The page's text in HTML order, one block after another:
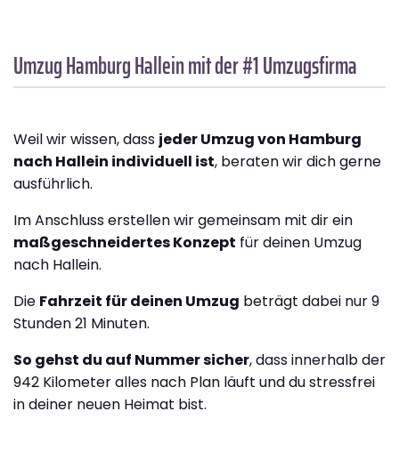
Umzug HamburgHalleinmit der #1 Umzugsfirma
Weil wir wissen, dass jeder Umzug von Hamburg
nach Hallein individuell ist, beraten wir dich gerne
ausführlich.
Im Anschluss erstellen wir gemeinsam mit dir ein
maßgeschneidertes Konzept für deinen Umzug
nach Hallein.
Die Fahrzeit für deinen Umzug beträgt dabei nur 9
Stunden 21 Minuten.
So gehst du auf Nummer sicher, dass innerhalb der
942 Kilometer alles nach Plan läuft und du stressfrei
in deiner neuen Heimat bist.